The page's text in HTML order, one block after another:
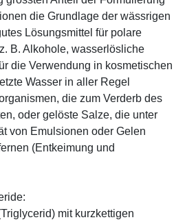
die Grundlage der wässrigen
Lösungsmittel für polare
B. Alkohole, wasserlösliche
die Verwendung in kosmetischen
Wasser in aller Regel
die zum Verderb des
oder gelöste Salze, die unter
von Emulsionen oder Gelen
(Entkeimung und
mit kurzkettigen